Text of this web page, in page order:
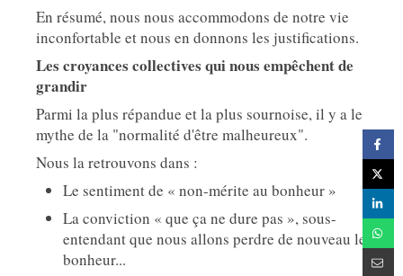
En résumé, nous nous accommodons de notre vie
inconfortable et nous en donnons les justifications.
Les croyances collectives qui nous empêchent de
grandir
Parmi la plus répandue et la plus sournoise, il y a le
mythe de la "normalité d'être malheureux".
Nous la retrouvons dans :
Le sentiment de « non-mérite au bonheur »
La conviction « que ça ne dure pas », sous-
entendant que nous allons perdre de nouveau le
bonheur...